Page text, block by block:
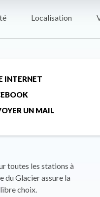
Localisation
INTERNET
UN MAIL
toutes les stations à
Glacier assure la
choix.